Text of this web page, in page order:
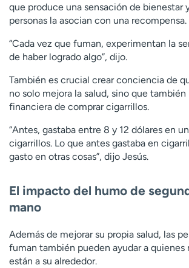
que produce una sensación de bienestar
personas la asocian con una recompensa.
“Cada vez que fuman, experimentan la
de haber logrado algo”, dijo.
También es crucial crear conciencia de
no solo mejora la salud, sino que
financiera de comprar cigarrillos.
“Antes, gastaba entre 8 y 12 dólares en
cigarrillos. Lo que antes gastaba en
gasto en otras cosas”, dijo Jesús.
El impacto del humo de
mano
Además de mejorar su propia salud, las
fuman también pueden ayudar a quienes
están a su alrededor.